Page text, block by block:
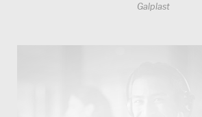
Galplast